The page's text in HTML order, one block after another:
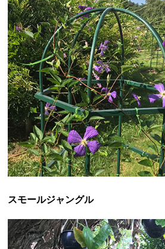
スモールジャングル